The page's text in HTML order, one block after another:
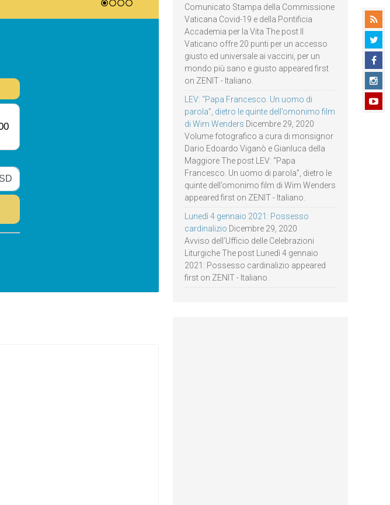
Comunicato Stampa della Commissione
Vaticana Covid-19 e della Pontificia
Accademia per la Vita The post Il
Vaticano offre 20 punti per un accesso
giusto ed universale ai vaccini, per un
mondo più sano e giusto appeared first
on ZENIT - Italiano.
LEV: “Papa Francesco. Un uomo di
parola”, dietro le quinte dell’omonimo film
di Wim Wenders Dicembre 29, 2020
Volume fotografico a cura di monsignor
Dario Edoardo Viganò e Gianluca della
Maggiore The post LEV: “Papa
Francesco. Un uomo di parola”, dietro le
quinte dell’omonimo film di Wim Wenders
appeared first on ZENIT - Italiano.
Lunedì 4 gennaio 2021: Possesso
cardinalizio Dicembre 29, 2020
Avviso dell’Ufficio delle Celebrazioni
Liturgiche The post Lunedì 4 gennaio
2021: Possesso cardinalizio appeared
first on ZENIT - Italiano.